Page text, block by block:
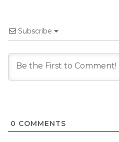
Subscribe
0 COMMENTS